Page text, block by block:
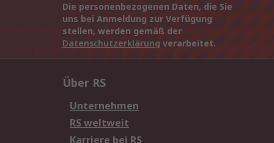
Die personenbezogenen Daten, die Sie
uns bei Anmeldung zur Verfügung
stellen, werden gemäß der
Datenschutzerklärung verarbeitet.
Über RS
Unternehmen
RS weltweit
Karriere bei RS